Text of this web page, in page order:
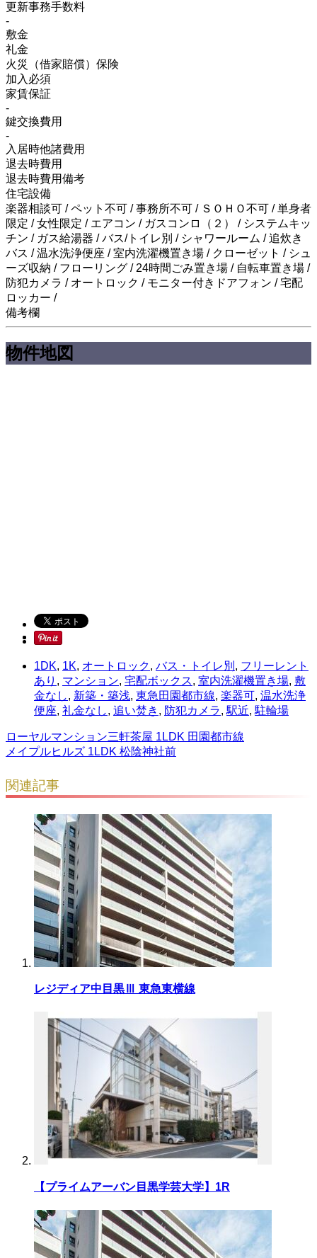
更新事務手数料
-
敷金
礼金
火災（借家賠償）保険
加入必須
家賃保証
-
鍵交換費用
-
入居時他諸費用
退去時費用
退去時費用備考
住宅設備
楽器相談可 / ペット不可 / 事務所不可 / ＳＯＨＯ不可 / 単身者
限定 / 女性限定 / エアコン / ガスコンロ（２） / システムキッ
チン / ガス給湯器 / バス/トイレ別 / シャワールーム / 追炊き
バス / 温水洗浄便座 / 室内洗濯機置き場 / クローゼット / シュ
ーズ収納 / フローリング / 24時間ごみ置き場 / 自転車置き場 /
防犯カメラ / オートロック / モニター付きドアフォン / 宅配
ロッカー /
備考欄
物件地図
1DK, 1K, オートロック, バス・トイレ別 , フリーレント
あり , マンション, 宅配ボックス, 室内洗濯機置き場, 敷
金なし, 新築・築浅, 東急田園都市線, 楽器可, 温水洗浄
便座, 礼金なし, 追い焚き , 防犯カメラ, 駅近, 駐輪場
ローヤルマンション三軒茶屋 1LDK 田園都市線
メイプルヒルズ 1LDK 松陰神社前
関連記事
レジディア中目黒Ⅲ 東急東横線
【プライムアーバン目黒学芸大学】1R